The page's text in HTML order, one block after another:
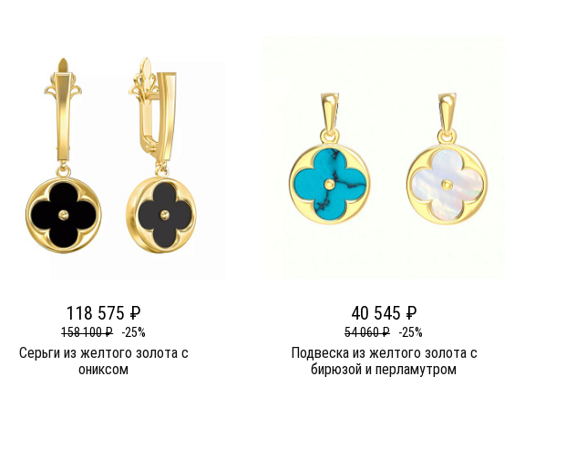
118 575 ₽
158 100 ₽ -25%
Серьги из желтого золота c
ониксом
40 545 ₽
54 060 ₽ -25%
Подвеска из желтого золота c
бирюзой и перламутром